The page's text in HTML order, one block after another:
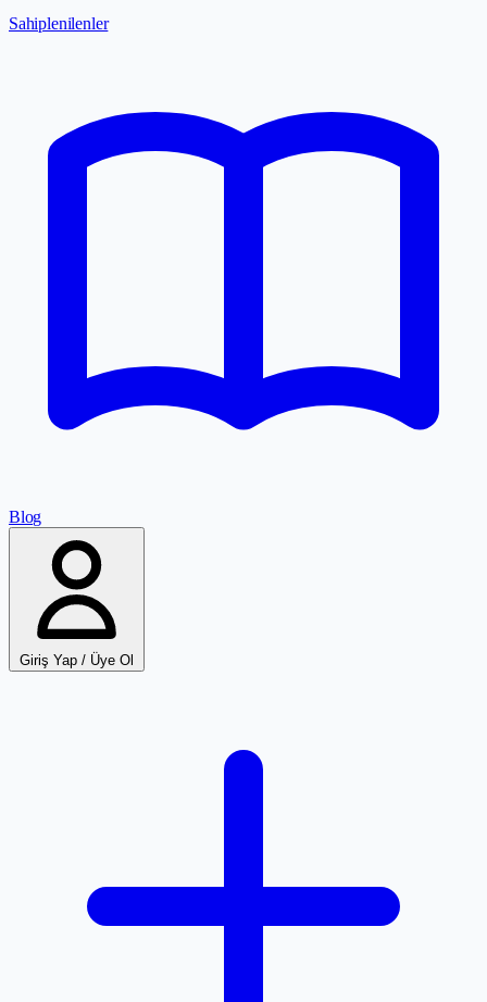
Sahiplenilenler
Blog
Giriş Yap / Üye Ol